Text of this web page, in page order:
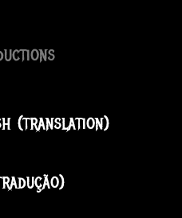
(translation)